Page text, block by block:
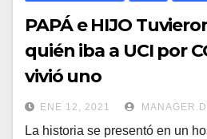
PAPÁ e HIJO
quién iba a UCI por
vivió uno
ENE 12, 2021
La historia se presentó en un